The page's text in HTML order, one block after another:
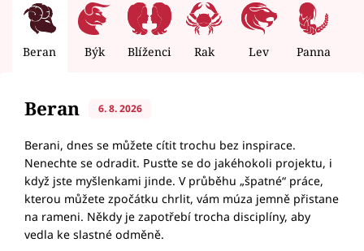
Beran Býk Blíženci Rak Lev Panna
Beran 6. 8. 2026
Berani, dnes se můžete cítit trochu bez inspirace.
Nenechte se odradit. Pusťte se do jakéhokoli projektu, i
když jste myšlenkami jinde. V průběhu „špatné“ práce,
kterou můžete zpočátku chrlit, vám múza jemně přistane
na rameni. Někdy je zapotřebí trocha disciplíny, aby
vedla ke slastné odměně.